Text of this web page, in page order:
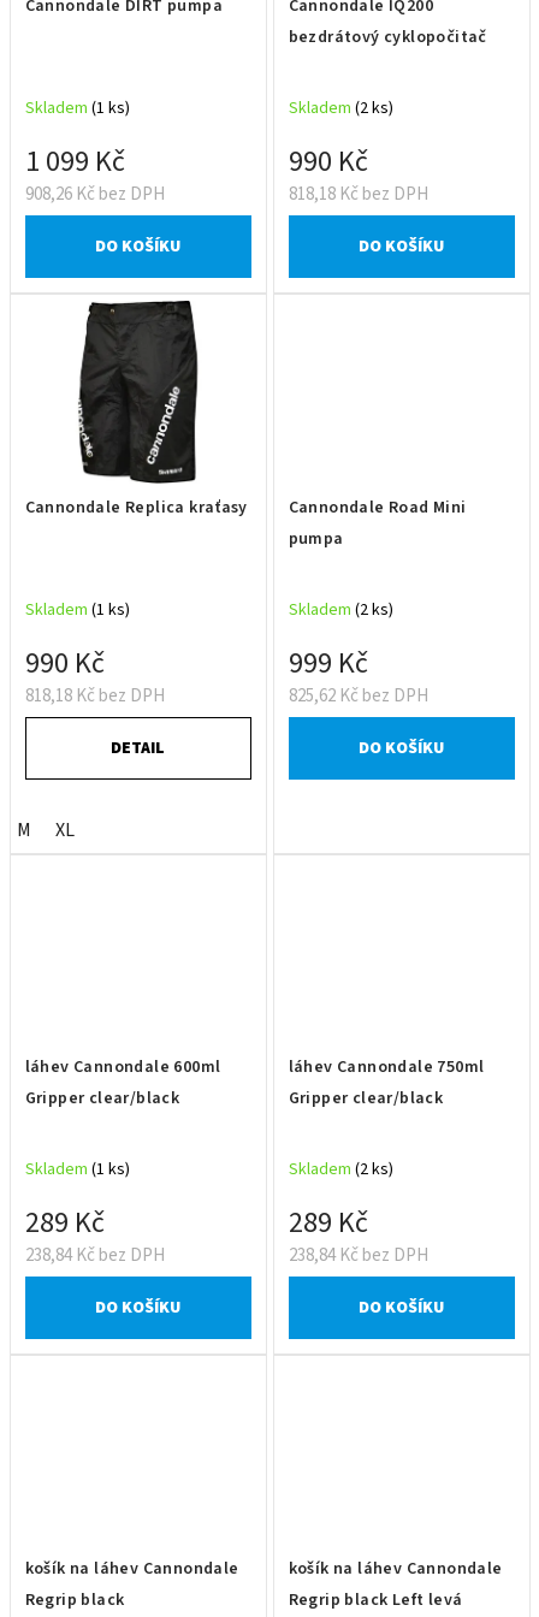
k
ů
Cannondale DIRT pumpa
Skladem (1 ks)
908,26 Kč bez DPH
1 099 Kč
DO KOŠÍKU
Cannondale IQ200
bezdrátový cyklopočitač
Skladem (2 ks)
818,18 Kč bez DPH
990 Kč
DO KOŠÍKU
Cannondale Replica kraťasy
Skladem (1 ks)
818,18 Kč bez DPH
990 Kč
DETAIL
M XL
Cannondale Road Mini
pumpa
Skladem (2 ks)
825,62 Kč bez DPH
999 Kč
DO KOŠÍKU
láhev Cannondale 600ml
Gripper clear/black
Skladem (1 ks)
238,84 Kč bez DPH
289 Kč
DO KOŠÍKU
láhev Cannondale 750ml
Gripper clear/black
Skladem (2 ks)
238,84 Kč bez DPH
289 Kč
DO KOŠÍKU
košík na láhev Cannondale
Regrip black
košík na láhev Cannondale
Regrip black Left levá